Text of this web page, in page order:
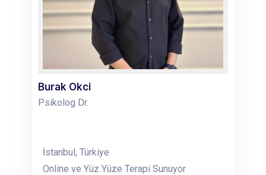
Burak Okci
Psikolog Dr.
İstanbul, Türkiye
Online ve Yüz Yüze Terapi Sunuyor